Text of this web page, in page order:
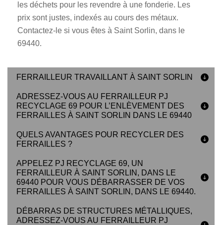
les déchets pour les revendre à une fonderie. Les
prix sont justes, indexés au cours des métaux.
Contactez-le si vous êtes à Saint Sorlin, dans le
69440.
FERRAILLEUR TRAVAILLANT À SAINT SORLIN
ADRESSEZ-VOUS AU FERRAILLEUR PJ
RECYCLAGE 69 POUR L’ENLÈVEMENT DES
FERRAILLES À SAINT SORLIN DANS LE 69440
QUELS AVANTAGES POUR RECYCLER DES
FERRAILLES ?
APPELEZ PJ RECYCLAGE 69, UN
FERRAILLEUR À SAINT SORLIN, DANS LE
69440 POUR VOUS DÉBARRASSER DE VOS
FERRAILLES À SAINT SORLIN, DANS LE 69440.
DÉBARRAS DE STRUCTURES MÉTALLIQUES,
ADRESSEZ-VOUS AU FERRAILLEUR PJ